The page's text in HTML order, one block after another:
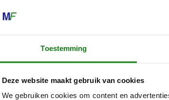
Toestemming
Deze website maakt gebruik van cookies
We gebruiken cookies om content en
Universele reiniger om
glasoppervlakken.